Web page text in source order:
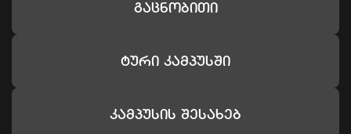
Გაცნობითი
Ტური Კამპუსში
Კამპუსის Შესახებ